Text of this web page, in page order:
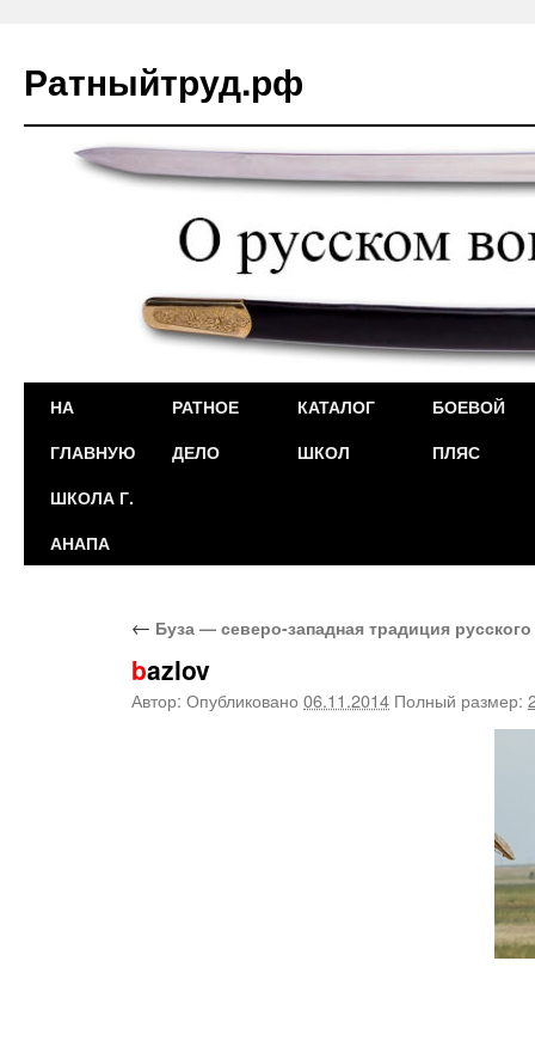
Ратныйтруд.рф
Перейти
содержимому
НА
ГЛАВНУЮ
РАТНОЕ
ДЕЛО
КАТАЛОГ
ШКОЛ
БОЕВОЙ
ПЛЯС
ШКОЛА Г.
АНАПА
← Буза — северо-западная традиция
bazlov
Автор: Опубликовано 06.11.2014 Полный размер: